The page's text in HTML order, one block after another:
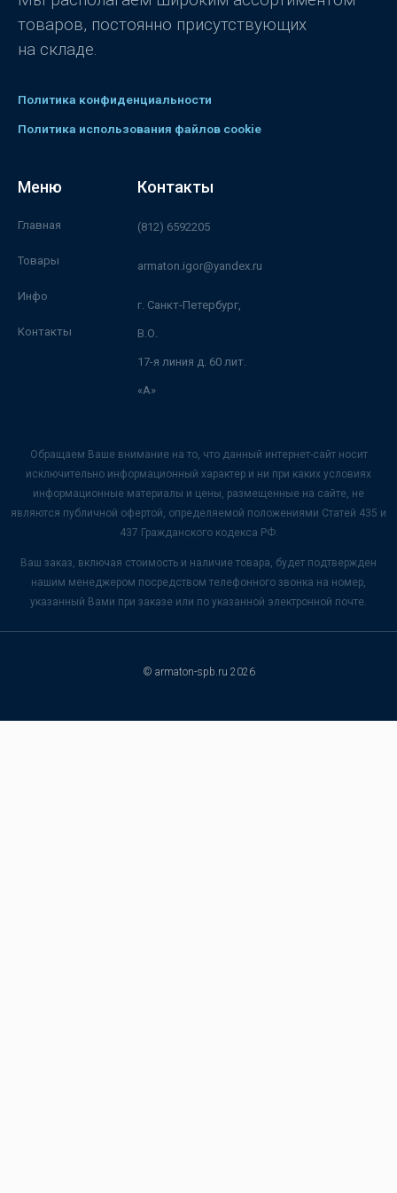
товаров, постоянно присутствующих
на складе.
Политика конфиденциальности
Политика использования файлов cookie
Меню
Главная
Товары
Инфо
Контакты
Контакты
(812) 6592205
armaton.igor@yandex.ru
г. Санкт-Петербург,
В.О.
17-я линия д. 60 лит.
«А»
Обращаем Ваше внимание на то, что данный интернет-сайт носит
исключительно информационный характер и ни при каких условиях
информационные материалы и цены, размещенные на сайте, не
являются публичной офертой, определяемой положениями Статей 435 и
437 Гражданского кодекса РФ.
Ваш заказ, включая стоимость и наличие товара, будет подтвержден
нашим менеджером посредством телефонного звонка на номер,
указанный Вами при заказе или по указанной электронной почте.
© armaton-spb.ru 2026